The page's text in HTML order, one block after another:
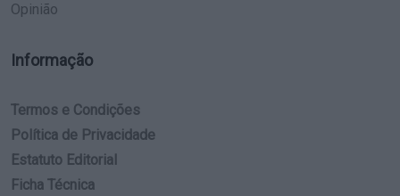
Opinião
Informação
Termos e Condições
Política de Privacidade
Estatuto Editorial
Ficha Técnica